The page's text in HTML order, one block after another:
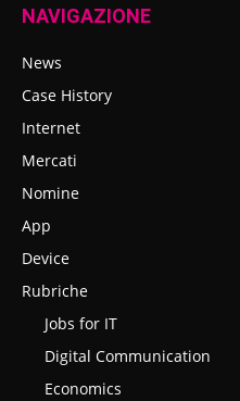
NAVIGAZIONE
News
Case History
Internet
Mercati
Nomine
App
Device
Rubriche
Jobs for IT
Digital Communication
Economics